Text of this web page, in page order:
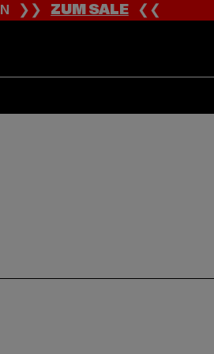
❯❯ZUM SALE❮❮